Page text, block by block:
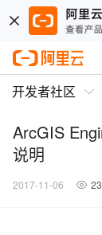
开发者社区
ArcGIS
说明
2017-11-06